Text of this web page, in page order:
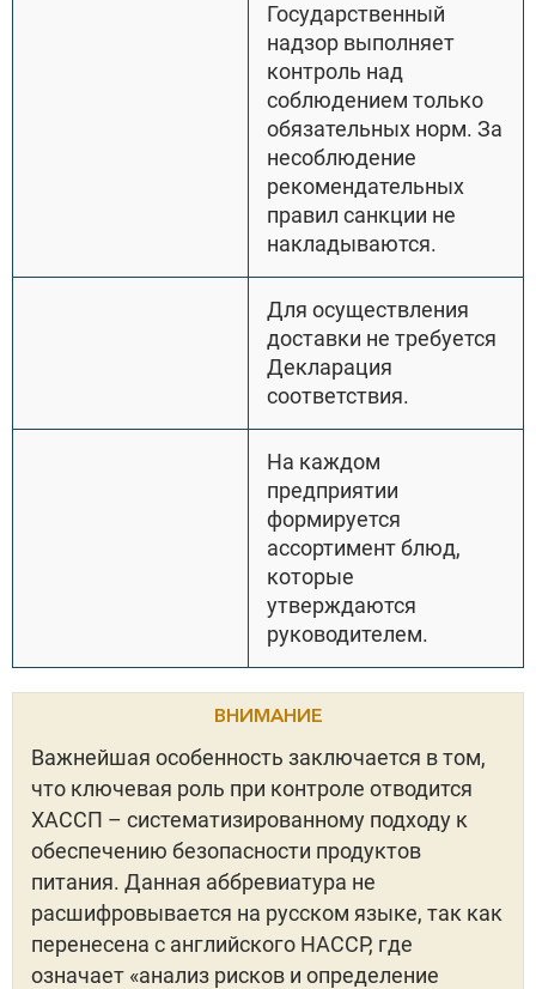
Государственный
надзор выполняет
контроль над
соблюдением только
обязательных норм. За
несоблюдение
рекомендательных
правил санкции не
накладываются.
Для осуществления
доставки не требуется
Декларация
соответствия.
На каждом
предприятии
формируется
ассортимент блюд,
которые
утверждаются
руководителем.
ВНИМАНИЕ
Важнейшая особенность заключается в том,
что ключевая роль при контроле отводится
ХАССП – систематизированному подходу к
обеспечению безопасности продуктов
питания. Данная аббревиатура не
расшифровывается на русском языке, так как
перенесена с английского HACCP, где
означает «анализ рисков и определение